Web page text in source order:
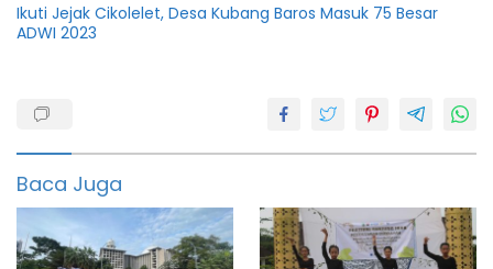
Ikuti Jejak Cikolelet, Desa Kubang Baros Masuk 75 Besar
ADWI 2023
Berita
Berits
pariwisata
Baca Juga